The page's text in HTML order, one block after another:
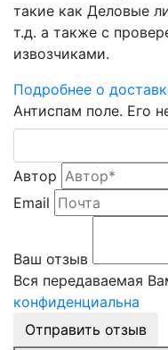
такие как Деловые
т.д. а также с
извозчиками.
Подробнее о
Антиспам поле. Его
Автор
Email
Ваш отзыв
Вся передаваемая
конфиденциальна
Отправить отзыв